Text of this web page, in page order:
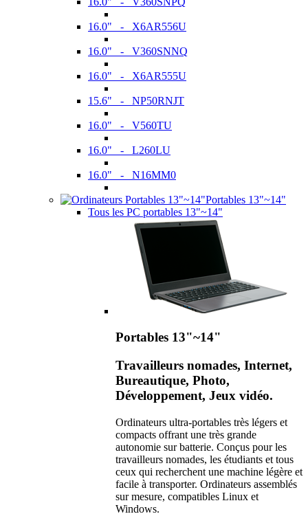
16.0" - X6AR556U
16.0" - V360SNNQ
16.0" - X6AR555U
15.6" - NP50RNJT
16.0" - V560TU
16.0" - L260LU
16.0" - N16MM0
Portables 13"~14"
Tous les PC portables 13"~14"
Portables 13"~14"
Travailleurs nomades, Internet,
Bureautique, Photo,
Développement, Jeux vidéo.
Ordinateurs ultra-portables très légers et
compacts offrant une très grande
autonomie sur batterie. Conçus pour les
travailleurs nomades, les étudiants et tous
ceux qui recherchent une machine légère et
facile à transporter. Ordinateurs assemblés
sur mesure, compatibles Linux et
Windows.